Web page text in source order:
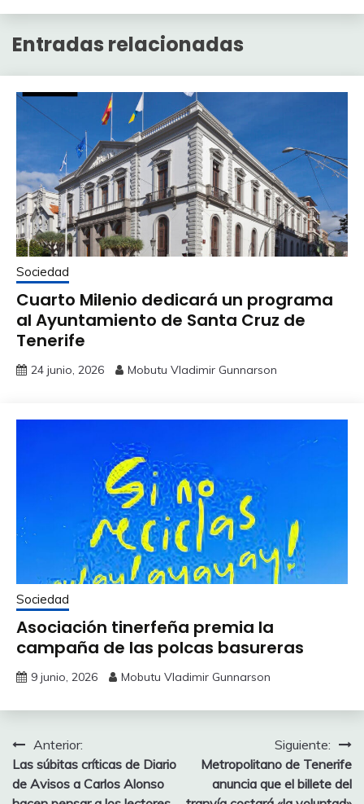
Entradas relacionadas
Sociedad
Cuarto Milenio dedicará un programa
al Ayuntamiento de Santa Cruz de
Tenerife
24 junio, 2026 Mobutu Vladimir Gunnarson
Sociedad
Asociación tinerfeña premia la
campaña de las polcas basureras
9 junio, 2026 Mobutu Vladimir Gunnarson
Navegación
de
Anterior:
Las súbitas críticas de Diario
de Avisos a Carlos Alonso
Siguiente:
Metropolitano de Tenerife
anuncia que el billete del